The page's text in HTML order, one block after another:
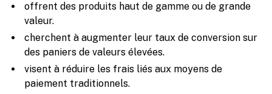
offrent des produits haut de gamme ou de grande
valeur.
cherchent à augmenter leur taux de conversion sur
des paniers de valeurs élevées.
visent à réduire les frais liés aux moyens de
paiement traditionnels.